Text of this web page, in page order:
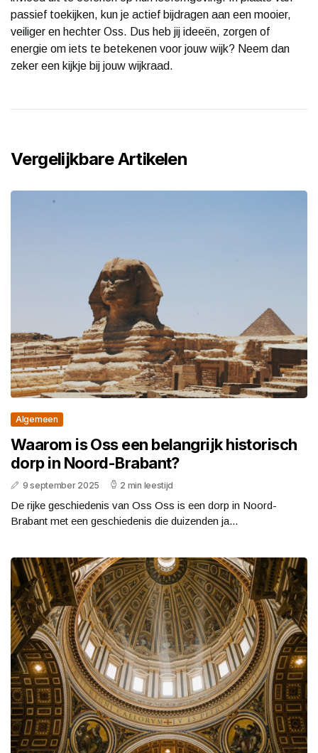
passief toekijken, kun je actief bijdragen aan een mooier,
veiliger en hechter Oss. Dus heb jij ideeën, zorgen of
energie om iets te betekenen voor jouw wijk? Neem dan
zeker een kijkje bij jouw wijkraad.
Vergelijkbare Artikelen
Algemeen
Waarom is Oss een belangrijk historisch
dorp in Noord-Brabant?
9 september 2025 2 min leestijd
De rijke geschiedenis van Oss Oss is een dorp in Noord-
Brabant met een geschiedenis die duizenden ja...